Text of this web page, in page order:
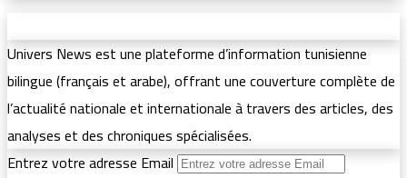
Univers News est une plateforme d’information tunisienne
bilingue (français et arabe), offrant une couverture complète de
l’actualité nationale et internationale à travers des articles, des
analyses et des chroniques spécialisées.
Entrez votre adresse Email